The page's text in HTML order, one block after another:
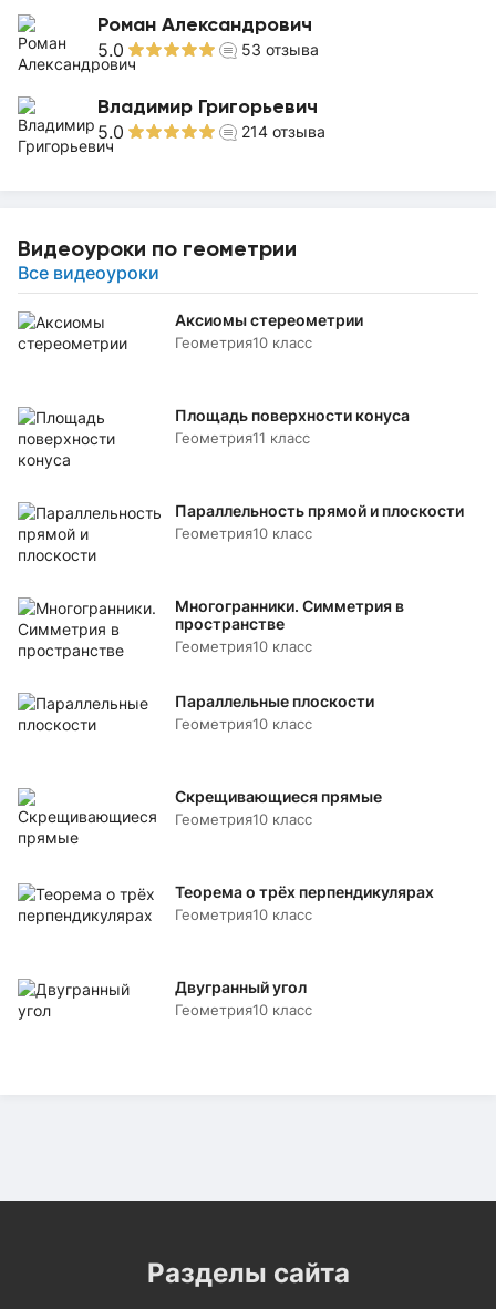
Роман Александрович
5.0 53 отзыва
Владимир Григорьевич
5.0 214 отзыва
Видеоуроки по геометрии
Все видеоуроки
Аксиомы стереометрии
Геометрия10 класс
Площадь поверхности конуса
Геометрия11 класс
Параллельность прямой и плоскости
Геометрия10 класс
Многогранники. Симметрия в
пространстве
Геометрия10 класс
Параллельные плоскости
Геометрия10 класс
Скрещивающиеся прямые
Геометрия10 класс
Теорема о трёх перпендикулярах
Геометрия10 класс
Двугранный угол
Геометрия10 класс
Разделы сайта